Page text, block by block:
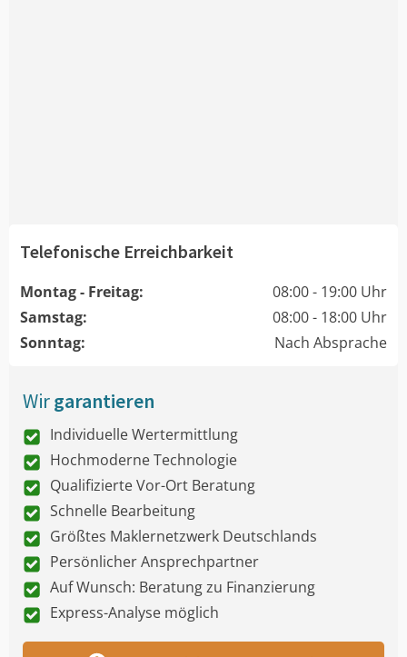
Telefonische Erreichbarkeit
Montag - Freitag:
08:00 - 19:00 Uhr
Samstag:
08:00 - 18:00 Uhr
Sonntag:
Nach Absprache
Wirgarantieren
Individuelle Wertermittlung
Hochmoderne Technologie
Qualifizierte Vor-Ort Beratung
Schnelle Bearbeitung
Größtes Maklernetzwerk Deutschlands
Persönlicher Ansprechpartner
Auf Wunsch: Beratung zu Finanzierung
Express-Analyse möglich